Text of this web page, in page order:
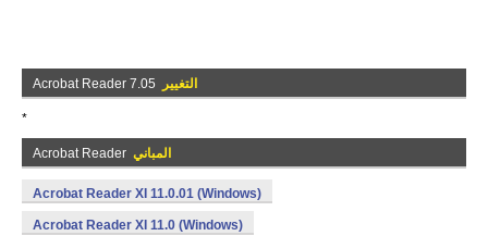
Acrobat Reader 7.05 التغيير
*
Acrobat Reader المباني
Acrobat Reader XI 11.0.01 (Windows)
Acrobat Reader XI 11.0 (Windows)